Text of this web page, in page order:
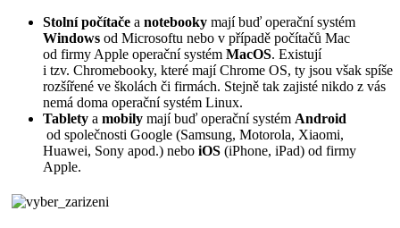
Stolní počítače a notebooky mají buď operační systém
Windows od Microsoftu nebo v případě počítačů Mac
od firmy Apple operační systém MacOS. Existují
i tzv. Chromebooky, které mají Chrome OS, ty jsou však spíše
rozšířené ve školách či firmách. Stejně tak zajisté nikdo z vás
nemá doma operační systém Linux.
Tablety a mobily mají buď operační systém Android
od společnosti Google (Samsung, Motorola, Xiaomi,
Huawei, Sony apod.) nebo iOS (iPhone, iPad) od firmy
Apple.